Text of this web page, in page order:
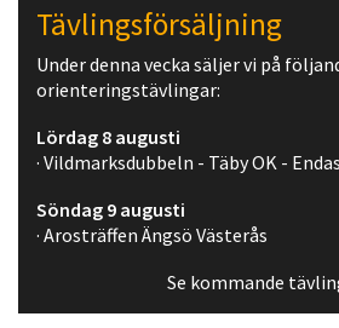
Tävlingsförsäljning
Under denna vecka säljer vi på
orienteringstävlingar:
Lördag 8 augusti
· Vildmarksdubbeln - Täby OK -
Söndag 9 augusti
· Arosträffen Ängsö Västerås
Se kommande